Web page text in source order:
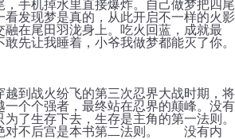
，手机掉水里直接爆炸。自己做梦把四尾
看发现梦是真的，从此开启不一样的火影
融在尾田羽泷身上。吃火回蓝，成就最
先让我睡着，小爷我做梦都能灭了你。
战火纷飞的第三次忍界大战时期，将
一个个强者，最终站在忍界的颠峰。没有
了生存下去，生存是主角的第一法则。
对不后宫是本书第二法则。 没有内